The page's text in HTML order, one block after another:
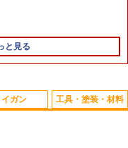
と見る
冒険 黄金の風 陶磁器
きセット【 ネコポス不
BB 0.12g（ビッグボ
トプラ板 78611
イガン 工具・塗装・材料